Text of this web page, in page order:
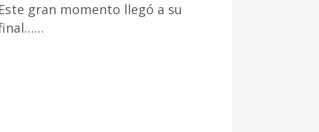
gran momento llegó a su